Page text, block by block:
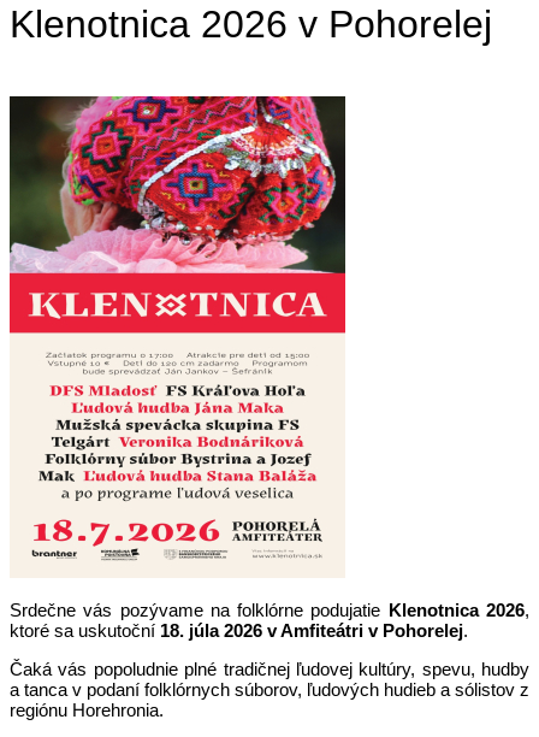
Klenotnica 2026 v Pohorelej
Srdečne vás pozývame na folklórne podujatie Klenotnica 2026,
ktoré sa uskutoční 18. júla 2026 v Amfiteátri v Pohorelej.
Čaká vás popoludnie plné tradičnej ľudovej kultúry, spevu, hudby
a tanca v podaní folklórnych súborov, ľudových hudieb a sólistov z
regiónu Horehronia.